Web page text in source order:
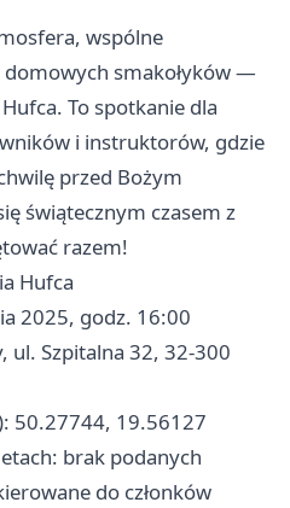
wspólne
domowych smakołyków —
To spotkanie dla
i instruktorów, gdzie
przed Bożym
świątecznym czasem z
razem!
Hufca
2025, godz. 16:00
ul. Szpitalna 32, 32-300
50.27744, 19.56127
brak podanych
do członków